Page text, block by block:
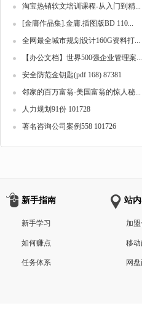
淘宝热销软文培训课程-从入门到精...
[金庸作品集].金庸.插图版BD 110...
全网最全城市规划设计160G资料打...
【办公文档】世界500强企业管理案...
安全防范金钥匙(pdf 168) 87381
邻家的百万富翁-美国富翁的惊人秘...
人力规划91份 101728
著名咨询公司案例558 101726
新手指南
新手学习
如何赚点
任务体系
站
加盟
移
网